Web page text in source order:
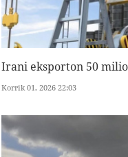
Irani eksporton 50
Korrik 01, 2026 22:03